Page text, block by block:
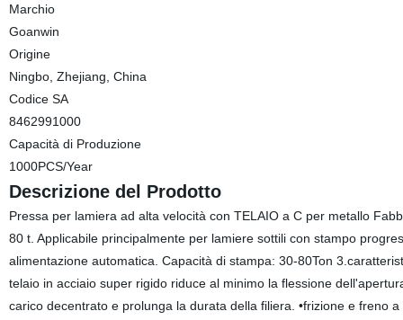
Marchio
Goanwin
Origine
Ningbo, Zhejiang, China
Codice SA
8462991000
Capacità di Produzione
1000PCS/Year
Descrizione del Prodotto
Pressa per lamiera ad alta velocità con TELAIO a C per metallo
80 t. Applicabile principalmente per lamiere sottili con stampo
alimentazione automatica. Capacità di stampa: 30-80Ton
telaio in acciaio super rigido riduce al minimo la flessione
carico decentrato e prolunga la durata della filiera. •frizione e freno